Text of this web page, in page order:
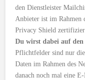
den Dienstleister
Anbieter ist im Rahmen
Privacy Shield
Du wirst dabei auf
Pflichtfelder sind nur
Daten im Rahmen des
danach noch mal eine